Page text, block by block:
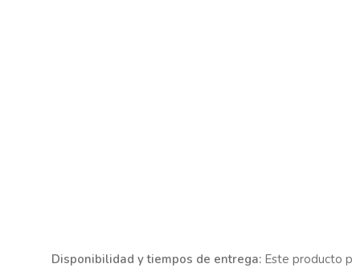
Disponibilidad y tiempos de entrega:Este producto